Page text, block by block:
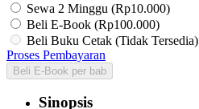
Sewa 2 Minggu (Rp10.000)
Beli E-Book (Rp100.000)
Beli Buku Cetak (Tidak Tersedia)
Proses Pembayaran
Beli E-Book per bab
Sinopsis